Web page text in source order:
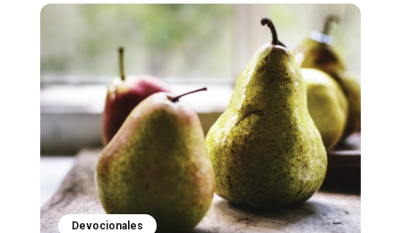
Devocionales